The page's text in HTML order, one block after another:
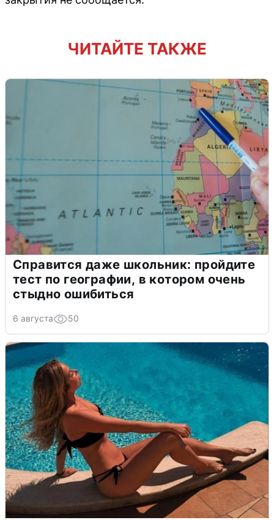
ЧИТАЙТЕ ТАКЖЕ
Справится даже школьник: пройдите
тест по географии, в котором очень
стыдно ошибиться
6 августа 50